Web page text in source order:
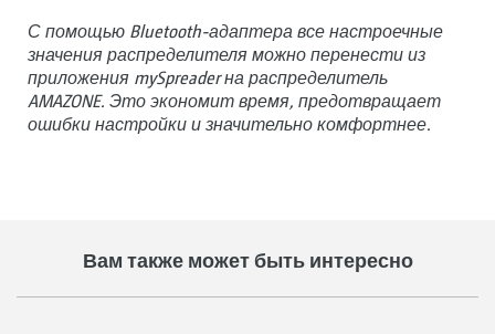
С помощью Bluetooth-адаптера все настроечные
значения распределителя можно перенести из
приложения mySpreader на распределитель
AMAZONE. Это экономит время, предотвращает
ошибки настройки и значительно комфортнее.
Вам также может быть интересно